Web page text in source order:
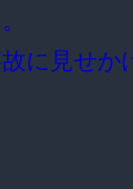
に見せ